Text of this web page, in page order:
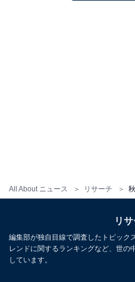
All About ニュース リサーチ
リ
編集部が独自目線で調査したトピック
レンドに関するランキングなど、世の
しています。